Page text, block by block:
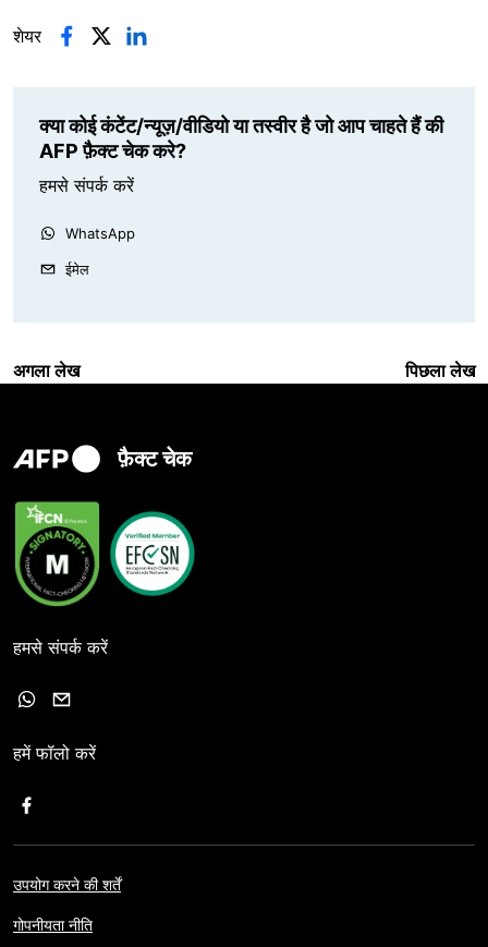
शेयर
क्या कोई कंटेंट/न्यूज़/वीडियो या तस्वीर है जो आप चाहते हैं की
AFP फ़ैक्ट चेक करे?
हमसे संपर्क करें
WhatsApp
ईमेल
अगला लेख पिछला लेख
फ़ैक्ट चेक
हमसे संपर्क करें
हमें फॉलो करें
उपयोग करने की शर्तें
गोपनीयता नीति